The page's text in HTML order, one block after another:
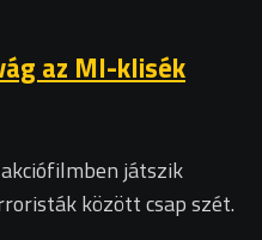
az MI-klisék
játszik
között csap szét.